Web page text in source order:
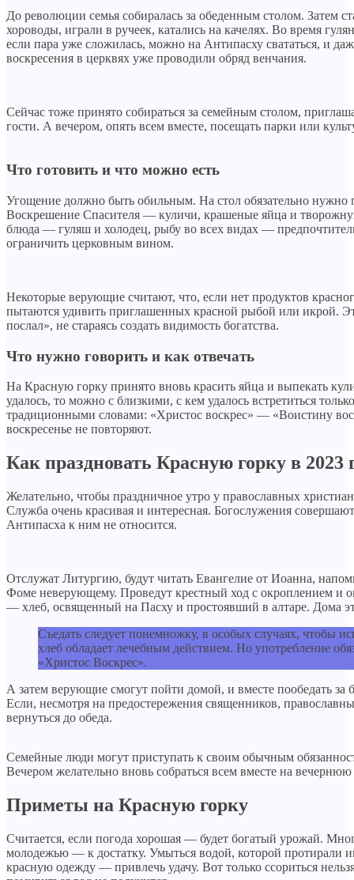
До революции семья собиралась за обеденным столом. Затем
хороводы, играли в ручеек, катались на качелях. Во время
если пара уже сложилась, можно на Антипасху свататься, и
воскресения в церквях уже проводили обряд венчания.
Сейчас тоже принято собираться за семейным столом,
гости. А вечером, опять всем вместе, посещать парки или
Что готовить и что можно есть
Угощение должно быть обильным. На стол обязательно
Воскрешение Спасителя — куличи, крашеные яйца и
блюда — гуляш и холодец, рыбу во всех видах —
ограничить церковным вином.
Некоторые верующие считают, что, если нет продуктов
пытаются удивить приглашенных красной рыбой или икрой.
послал», не стараясь создать видимость богатства.
Что нужно говорить и как отвечать
На Красную горку принято вновь красить яйца и выпекать
удалось, то можно с близкими, с кем удалось встретиться
традиционными словами: «Христос воскрес» — «Воистину
воскресенье не повторяют.
Как праздновать Красную горку в 2023
Желательно, чтобы праздничное утро у православных
Служба очень красивая и интересная. Богослужения
Антипасха к ним не относится.
Отслужат Литургию, будут читать Евангелие от Иоанна,
Фоме неверующему. Проведут крестный ход с окроплением и
— хлеб, освященный на Пасху и простоявший в алтаре. Дома
Съедать следует понемножку, в особых случаях, чтобы
хлеб обладает лечебным действием. Но употребление
«Христос Воскрес».
А затем верующие смогут пойти домой, и вместе пообедать за
Если, несмотря на предостережения священников,
вернуться до обеда.
Семейные люди могут приступать к своим обычным
Вечером желательно вновь собраться всем вместе на вечернюю
Приметы на Красную горку
Считается, если погода хорошая — будет богатый урожай.
молодежью — к достатку. Умыться водой, которой протирали
красную одежду — привлечь удачу. Вот только ссориться